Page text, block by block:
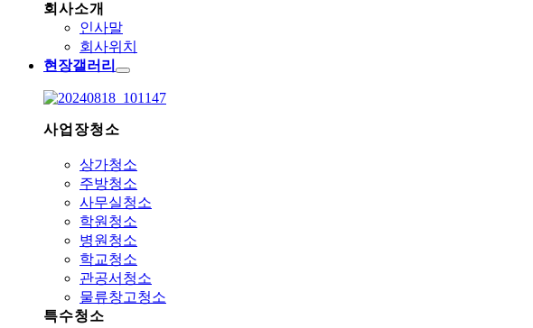
회사소개
인사말
회사위치
현장갤러리
사업장청소
상가청소
주방청소
사무실청소
학원청소
병원청소
학교청소
관공서청소
물류창고청소
특수청소